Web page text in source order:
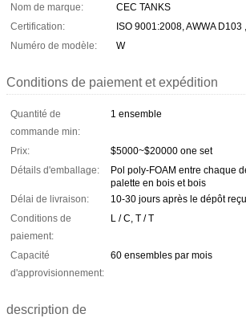
Nom de marque:
CEC TANKS
Certification:
ISO 9001:2008, AWWA D103
Numéro de modèle:
W
Conditions de paiement et expédition
Quantité de
commande min:
1 ensemble
Prix:
$5000~$20000 one set
Détails d'emballage:
Pol poly-FOAM entre chaque
palette en bois et bois
Délai de livraison:
10-30 jours après le dépôt reçu
Conditions de
paiement:
L / C, T / T
Capacité
d'approvisionnement:
60 ensembles par mois
description de